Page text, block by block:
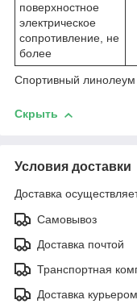
поверхностное
электрическое
cопротивление, не
более
Спортивный
Скрыть
Условия доставки
Доставка
Самовывоз
Доставка почтой
Транспортная
Доставка курьером